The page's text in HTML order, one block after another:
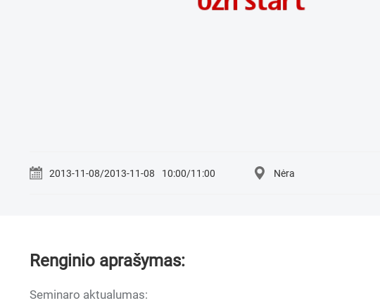
2013-11-08/2013-11-08 10:00/11:00 Nėra
Renginio aprašymas:
Seminaro aktualumas: